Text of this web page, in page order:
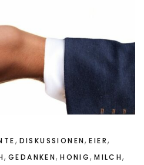
, DISKUSSIONEN,EIER,
,GEDANKEN,HONIG,MILCH,